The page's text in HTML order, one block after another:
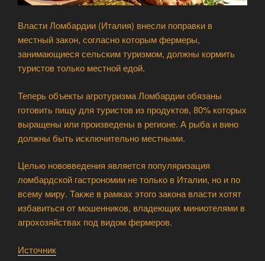
Власти Ломбардии (Италия) внесли поправки в
местный закон, согласно которым фермеры,
занимающиеся сельским туризмом, должны кормить
туристов только местной едой.
Теперь объекты агротуризма Ломбардии обязаны
готовить пищу для туристов из продуктов, 80% которых
выращены или произведены в регионе. А рыба и вино
должны быть исключительно местными.
Целью нововведения является популяризация
ломбардской гастрономии не только в Италии, но и по
всему миру. Также в рамках этого закона власти хотят
избавиться от мошенников, владеющих миниотелями в
агрохозяйствах под видом фермеров.
Источник